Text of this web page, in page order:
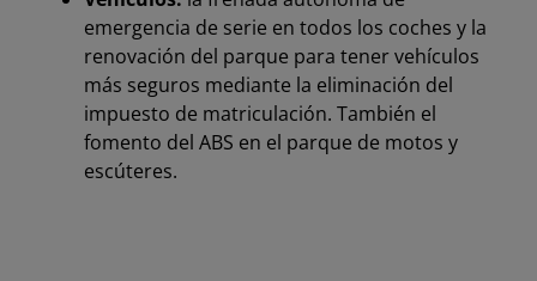
emergencia de serie en todos los coches y la
renovación del parque para tener vehículos
más seguros mediante la eliminación del
impuesto de matriculación. También el
fomento del ABS en el parque de motos y
escúteres.